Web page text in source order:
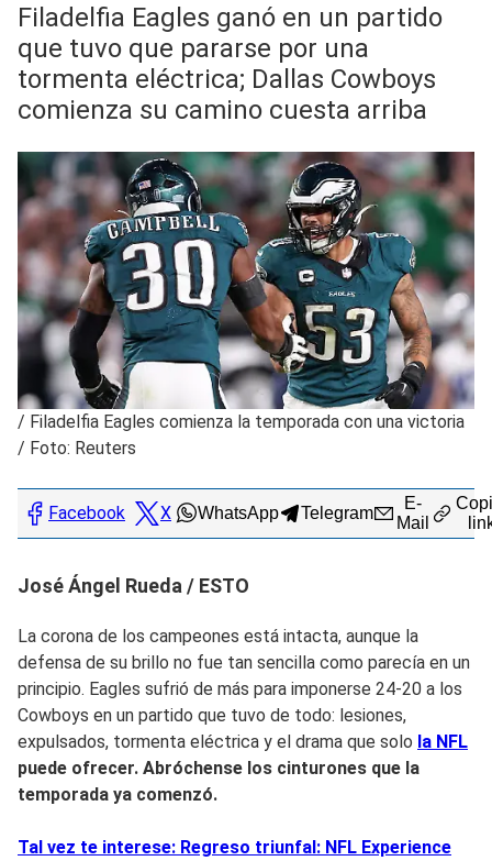
Filadelfia Eagles ganó en un partido
que tuvo que pararse por una
tormenta eléctrica; Dallas Cowboys
comienza su camino cuesta arriba
/ Filadelfia Eagles comienza la temporada con una victoria
/ Foto: Reuters
Facebook X WhatsApp Telegram
E-
Mail
José Ángel Rueda / ESTO
La corona de los campeones está intacta, aunque la
defensa de su brillo no fue tan sencilla como parecía en un
principio. Eagles sufrió de más para imponerse 24-20 a los
Cowboys en un partido que tuvo de todo: lesiones,
expulsados, tormenta eléctrica y el drama que solo la NFL
puede ofrecer. Abróchense los cinturones que la
temporada ya comenzó.
Tal vez te interese: Regreso triunfal: NFL Experience